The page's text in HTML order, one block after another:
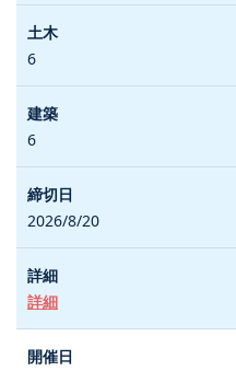
6
6
2026/8/20
詳細